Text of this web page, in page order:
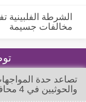
مخالفات جسيمة
تصاعد حدة
والحوثيين في 4 محافظات يمنية